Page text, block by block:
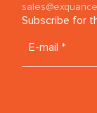
Subscribe for
E-mail *